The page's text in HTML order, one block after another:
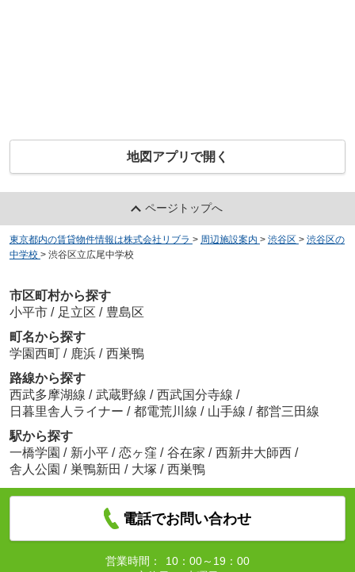
地図アプリで開く
ページトップへ
東京都内の賃貸物件情報は株式会社リブラ > 周辺施設案内 > 渋谷区 > 渋谷区の
中学校 > 渋谷区立広尾中学校
市区町村から探す
小平市 / 足立区 / 豊島区
町名から探す
学園西町 / 鹿浜 / 西巣鴨
路線から探す
西武多摩湖線 / 武蔵野線 / 西武国分寺線 /
日暮里舎人ライナー / 都電荒川線 / 山手線 / 都営三田線
駅から探す
一橋学園 / 新小平 / 恋ヶ窪 / 谷在家 / 西新井大師西 /
舎人公園 / 巣鴨新田 / 大塚 / 西巣鴨
電話でお問い合わせ
営業時間：
10：00～19：00